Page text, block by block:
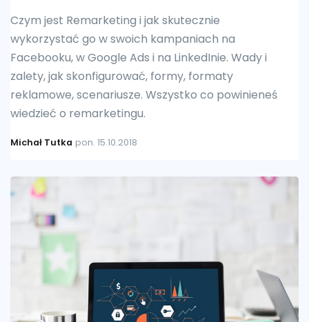
Czym jest Remarketing i jak skutecznie
wykorzystać go w swoich kampaniach na
Facebooku, w Google Ads i na LinkedInie. Wady i
zalety, jak skonfigurować, formy, formaty
reklamowe, scenariusze. Wszystko co powinieneś
wiedzieć o remarketingu.
Michał Tutka pon. 15.10.2018